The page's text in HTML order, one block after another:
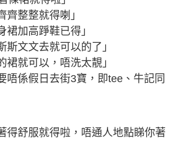
齊整整就得喇」
裙加高踭鞋已得」
斯文文去就可以的了」
裙就可以，唔洗太靚」
唔係假日去街3寶，即tee、牛記同
得舒服就得啦，唔通人地點睇你著